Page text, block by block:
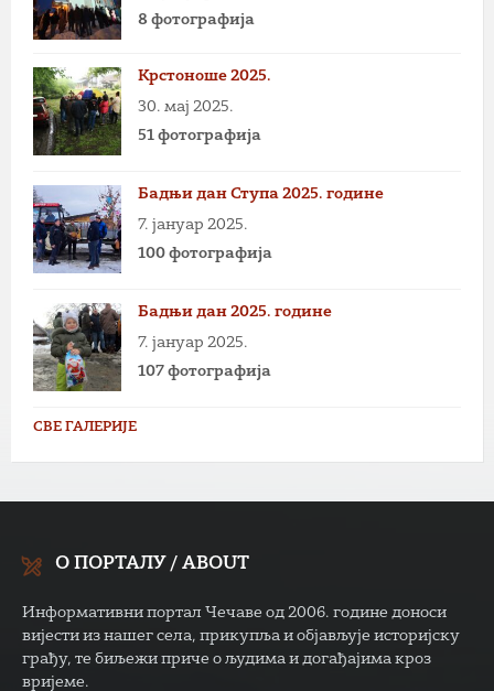
8 фотографија
Крстоноше 2025.
30. мај 2025.
51 фотографија
Бадњи дан Ступа 2025. године
7. јануар 2025.
100 фотографија
Бадњи дан 2025. године
7. јануар 2025.
107 фотографија
СВЕ ГАЛЕРИЈЕ
О ПОРТАЛУ / ABOUT
Информативни портал Чечаве од 2006. године доноси
вијести из нашег села, прикупља и објављује историјску
грађу, те биљежи приче о људима и догађајима кроз
вријеме.